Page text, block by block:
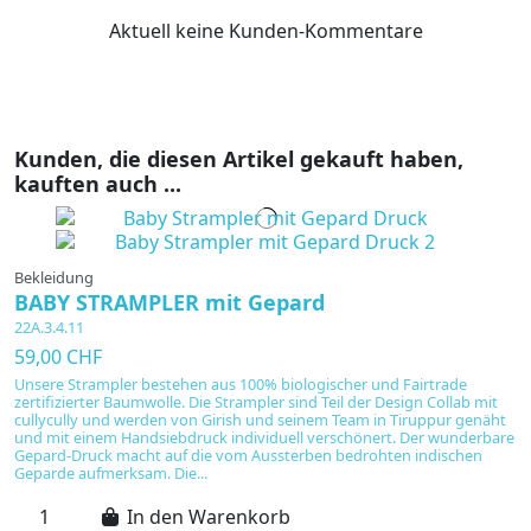
Aktuell keine Kunden-Kommentare
Kunden, die diesen Artikel gekauft haben,
kauften auch ...
Bekleidung
BABY STRAMPLER mit Gepard
22A.3.4.11
59,00 CHF
Unsere Strampler bestehen aus 100% biologischer und Fairtrade
zertifizierter Baumwolle. Die Strampler sind Teil der Design Collab mit
cullycully und werden von Girish und seinem Team in Tiruppur genäht
und mit einem Handsiebdruck individuell verschönert. Der wunderbare
Gepard-Druck macht auf die vom Aussterben bedrohten indischen
Geparde aufmerksam. Die...
In den Warenkorb